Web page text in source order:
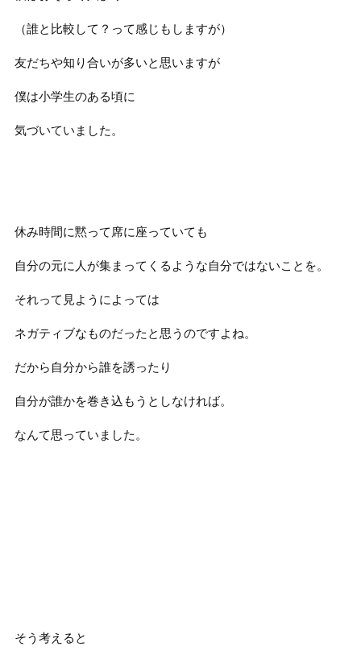
（誰と比較して？って感じもしますが）
友だちや知り合いが多いと思いますが
僕は小学生のある頃に
気づいていました。
休み時間に黙って席に座っていても
自分の元に人が集まってくるような自分ではないことを。
それって見ようによっては
ネガティブなものだったと思うのですよね。
だから自分から誰を誘ったり
自分が誰かを巻き込もうとしなければ。
なんて思っていました。
そう考えると